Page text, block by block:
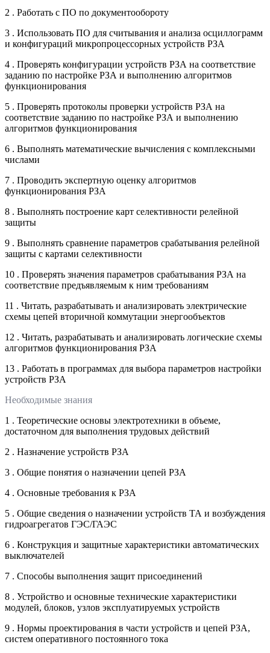
2 . Работать с ПО по документообороту
3 . Использовать ПО для считывания и анализа осциллограмм
и конфигураций микропроцессорных устройств РЗА
4 . Проверять конфигурации устройств РЗА на соответствие
заданию по настройке РЗА и выполнению алгоритмов
функционирования
5 . Проверять протоколы проверки устройств РЗА на
соответствие заданию по настройке РЗА и выполнению
алгоритмов функционирования
6 . Выполнять математические вычисления с комплексными
числами
7 . Проводить экспертную оценку алгоритмов
функционирования РЗА
8 . Выполнять построение карт селективности релейной
защиты
9 . Выполнять сравнение параметров срабатывания релейной
защиты с картами селективности
10 . Проверять значения параметров срабатывания РЗА на
соответствие предъявляемым к ним требованиям
11 . Читать, разрабатывать и анализировать электрические
схемы цепей вторичной коммутации энергообъектов
12 . Читать, разрабатывать и анализировать логические схемы
алгоритмов функционирования РЗА
13 . Работать в программах для выбора параметров настройки
устройств РЗА
Необходимые знания
1 . Теоретические основы электротехники в объеме,
достаточном для выполнения трудовых действий
2 . Назначение устройств РЗА
3 . Общие понятия о назначении цепей РЗА
4 . Основные требования к РЗА
5 . Общие сведения о назначении устройств ТА и возбуждения
гидроагрегатов ГЭС/ГАЭС
6 . Конструкция и защитные характеристики автоматических
выключателей
7 . Способы выполнения защит присоединений
8 . Устройство и основные технические характеристики
модулей, блоков, узлов эксплуатируемых устройств
9 . Нормы проектирования в части устройств и цепей РЗА,
систем оперативного постоянного тока